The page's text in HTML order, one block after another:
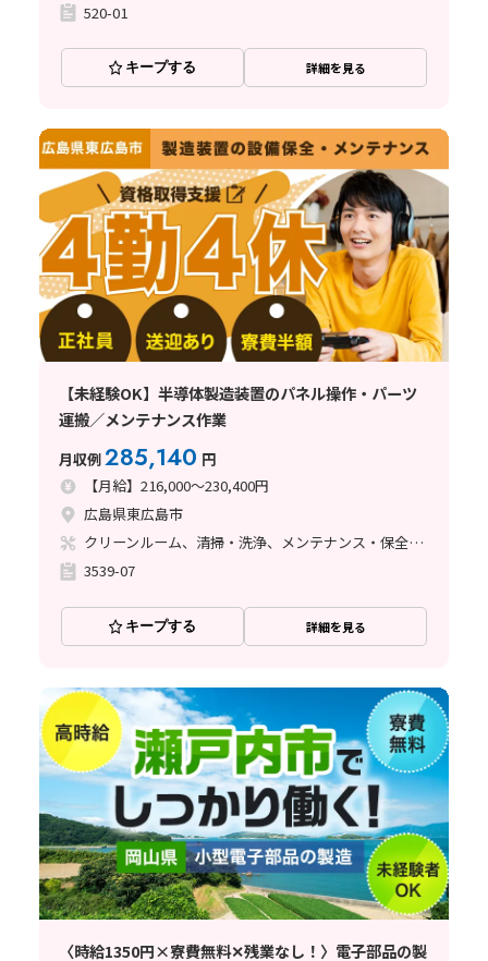
520-01
キープする 詳細を見る
【未経験OK】半導体製造装置のパネル操作・パーツ
運搬／メンテナンス作業
月収例285,140 円
【月給】216,000～230,400円
広島県東広島市
クリーンルーム、清掃・洗浄、メンテナンス・保全、立ち作業
3539-07
キープする 詳細を見る
〈時給1350円×寮費無料✕残業なし！〉電子部品の製